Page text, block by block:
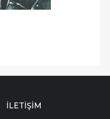
İLETIŞIM